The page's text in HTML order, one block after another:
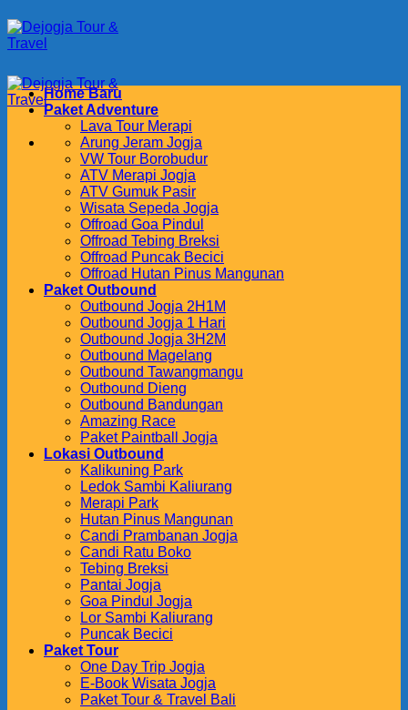
to
content
Home Baru
Paket Adventure
Lava Tour Merapi
Arung Jeram Jogja
VW Tour Borobudur
ATV Merapi Jogja
ATV Gumuk Pasir
Wisata Sepeda Jogja
Offroad Goa Pindul
Offroad Tebing Breksi
Offroad Puncak Becici
Offroad Hutan Pinus Mangunan
Paket Outbound
Outbound Jogja 2H1M
Outbound Jogja 1 Hari
Outbound Jogja 3H2M
Outbound Magelang
Outbound Tawangmangu
Outbound Dieng
Outbound Bandungan
Amazing Race
Paket Paintball Jogja
Lokasi Outbound
Kalikuning Park
Ledok Sambi Kaliurang
Merapi Park
Hutan Pinus Mangunan
Candi Prambanan Jogja
Candi Ratu Boko
Tebing Breksi
Pantai Jogja
Goa Pindul Jogja
Lor Sambi Kaliurang
Puncak Becici
Paket Tour
One Day Trip Jogja
E-Book Wisata Jogja
Paket Tour & Travel Bali